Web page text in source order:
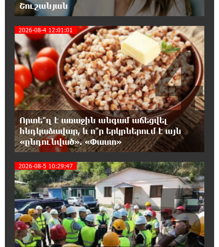
Որոնվում է նախաձեռնված քրեական
վարույթի շրջանակներում
19:37:10 8-08-2026
Փաշինյանն ու Թրամփը հեռախոսազրույց
են ունեցել
19:19:12 8-08-2026
Չհանե´ս խաչդ, Հայաստան աշխարհ․ Ուժեղ
Հայաստան
19:18:03 8-08-2026
Սիցիլիայի օդանավակայանը փակվել է
19:16:13 8-08-2026
Հետվճարի փոխարեն՝ արժանապատիվ և
ֆիքսված թոշակ․ ինչու է գործող
համակարգը սոցիալական անարդարության խնդիր
ստեղծում. Հրայր Կամենդատյան
Շուշանյան
2026-08-4 12:01:01
Որտե՞ղ է առաջին անգամ աճեցվել
հնդկաձավար, և ո՞ր երկրներում է այն
«ընդունված». «Փաստ»
4
2026-08-5 10:29:47
5